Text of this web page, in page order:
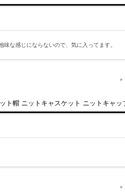
な感じにならないので、気に入ってます。
帽 ニットキャスケット ニットキャ